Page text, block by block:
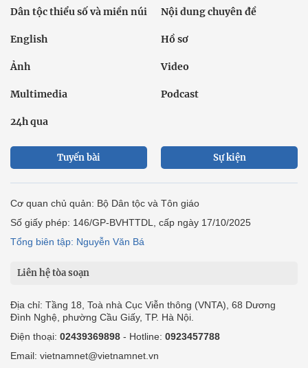
Dân tộc thiểu số và miền núi Nội dung chuyên đề
English Hồ sơ
Ảnh Video
Multimedia Podcast
24h qua
Tuyến bài Sự kiện
Cơ quan chủ quản: Bộ Dân tộc và Tôn giáo
Số giấy phép: 146/GP-BVHTTDL, cấp ngày 17/10/2025
Tổng biên tập: Nguyễn Văn Bá
Liên hệ tòa soạn
Địa chỉ: Tầng 18, Toà nhà Cục Viễn thông (VNTA), 68 Dương
Đình Nghệ, phường Cầu Giấy, TP. Hà Nội.
Điện thoại: 02439369898 - Hotline: 0923457788
Email: vietnamnet@vietnamnet.vn